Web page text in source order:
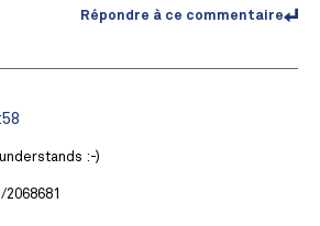
Répondre à ce commentaire
:-)